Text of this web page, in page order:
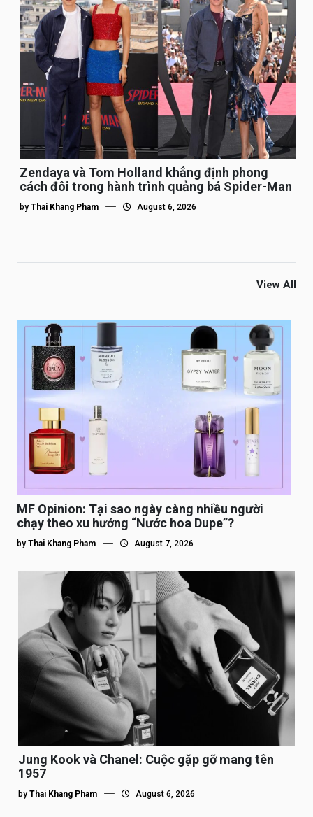
Zendaya và Tom Holland khẳng định phong
cách đôi trong hành trình quảng bá Spider-Man
by Thai Khang Pham August 6, 2026
View All
MF Opinion: Tại sao ngày càng nhiều người
chạy theo xu hướng “Nước hoa Dupe”?
by Thai Khang Pham August 7, 2026
Jung Kook và Chanel: Cuộc gặp gỡ mang tên
1957
by Thai Khang Pham August 6, 2026